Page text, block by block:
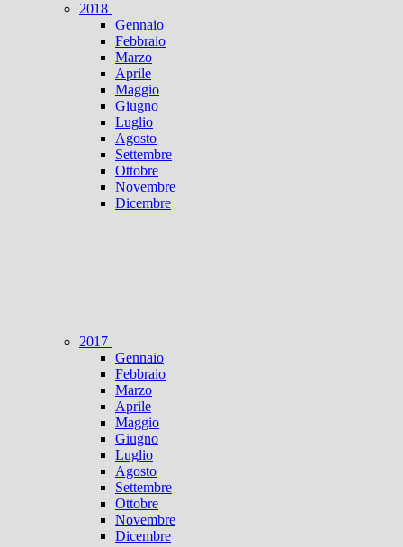
2018
Gennaio
Febbraio
Marzo
Aprile
Maggio
Giugno
Luglio
Agosto
Settembre
Ottobre
Novembre
Dicembre
2017
Gennaio
Febbraio
Marzo
Aprile
Maggio
Giugno
Luglio
Agosto
Settembre
Ottobre
Novembre
Dicembre